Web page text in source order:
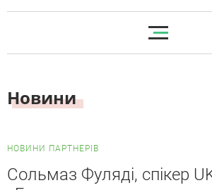
Новини
НОВИНИ ПАРТНЕРІВ
Сольмаз Фуляді, спікер